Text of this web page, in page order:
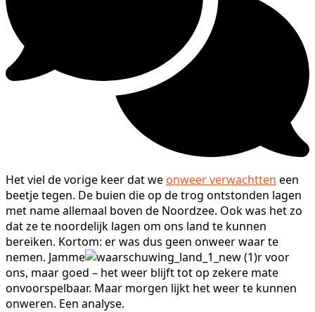
Het viel de vorige keer dat we onweer verwachtten een
beetje tegen. De buien die op de trog ontstonden lagen
met name allemaal boven de Noordzee. Ook was het zo
dat ze te noordelijk lagen om ons land te kunnen
bereiken. Kortom: er was dus geen onweer waar te
nemen. Jamme
r voor
ons, maar goed – het weer blijft tot op zekere mate
onvoorspelbaar. Maar morgen lijkt het weer te kunnen
onweren. Een analyse.